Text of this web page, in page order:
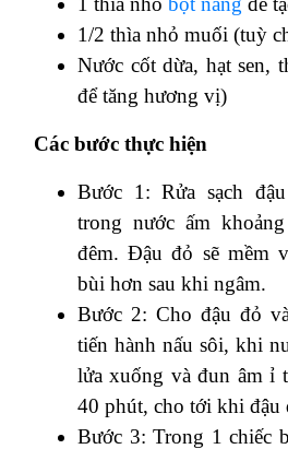
1/2 thìa nhỏ muối (tuỳ
Nước cốt dừa, hạt sen,
để tăng hương vị)
Các bước thực hiện
Bước 1: Rửa sạch
trong nước ấm
đêm. Đậu đỏ sẽ mềm
bùi hơn sau khi ngâm.
Bước 2: Cho đậu đỏ
tiến hành nấu sôi, khi
lửa xuống và đun âm ỉ
40 phút, cho tới khi đậu
Bước 3: Trong 1 chiếc